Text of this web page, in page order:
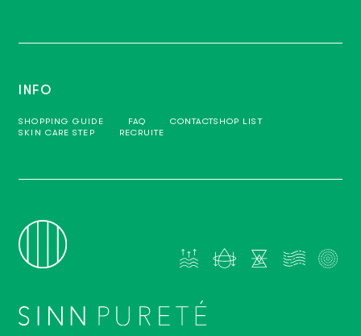
INFO
SHOPPING GUIDE FAQ CONTACTSHOP LIST
SKIN CARE STEP
RECRUITE